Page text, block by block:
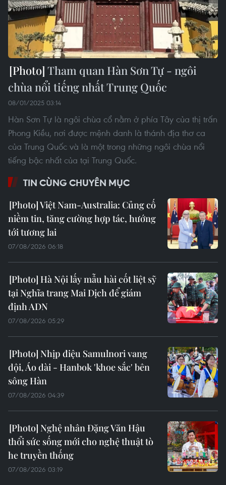
Tham quan Hàn Sơn Tự - ngôi
chùa nổi tiếng nhất Trung Quốc
08/01/2025 03:14
Hàn Sơn Tự là ngôi chùa cổ nằm ở phía Tây của thị trấn
Phong Kiều, nơi được mệnh danh là thánh địa thơ ca
của Trung Quốc và là một trong những ngôi chùa nổi
tiếng bậc nhất của tại Trung Quốc.
TIN CÙNG CHUYÊN MỤC
Việt Nam-Australia: Củng cố
niềm tin, tăng cường hợp tác, hướng
tới tương lai
07/08/2026 06:18
Hà Nội lấy mẫu hài cốt liệt sỹ
tại Nghĩa trang Mai Dịch để giám
định ADN
07/08/2026 05:29
Nhịp điệu Samulnori vang
dội, Áo dài - Hanbok 'khoe sắc' bên
sông Hàn
07/08/2026 04:39
Nghệ nhân Đặng Văn Hậu
thổi sức sống mới cho nghệ thuật tò
he truyền thống
07/08/2026 03:19